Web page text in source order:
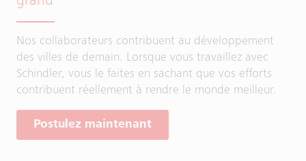
Nos collaborateurs contribuent au développement
des villes de demain. Lorsque vous travaillez avec
Schindler, vous le faites en sachant que vos efforts
contribuent réellement à rendre le monde meilleur.
Postulez maintenant